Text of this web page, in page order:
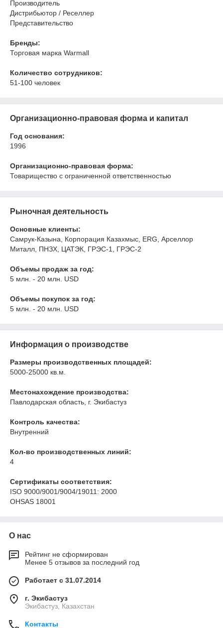
Производитель
Дистрибьютор / Реселлер
Представительство
Бренды:
Торговая марка Warmall
Количество сотрудников:
51-100 человек
Организационно-правовая форма и капитал
Год основания:
1996
Организационно-правовая форма:
Товарищество с ограниченной ответственностью
Рыночная деятельность
Основные клиенты:
Самрук-Казына, Корпорация Казахмыс, ERG, Арселлор
Миталл, ПНЗХ, ЦАТЭК, ГРЭС-1, ГРЭС-2
Объемы продаж за год:
5 млн. - 20 млн. USD
Объемы покупок за год:
5 млн. - 20 млн. USD
Информация о производстве
Размеры производственных площадей:
5000-25000 кв.м.
Местонахождение производства:
Павлодарская область, г. Экибастуз
Контроль качества:
Внутренний
Кол-во производственных линий:
4
Сертификаты соответствия:
ISO 9000/9001/9004/19011: 2000
OHSAS 18001
О нас
Рейтинг не сформирован
Менее 5 отзывов за последний год
Работает с 31.07.2014
г. Экибастуз
Экибастуз, Казахстан
Контакты